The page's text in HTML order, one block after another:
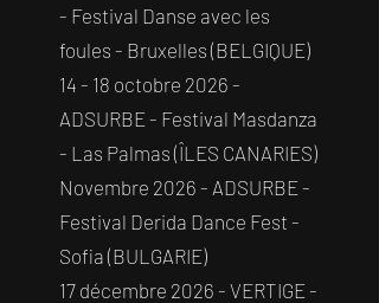
- Festival Danse avec les
foules - Bruxelles (BELGIQUE)
14 - 18 octobre 2026 -
ADSURBE - Festival Masdanza
- Las Palmas (ÎLES CANARIES)
Novembre 2026 - ADSURBE -
Festival Derida Dance Fest -
Sofia (BULGARIE)
17 décembre 2026 - VERTIGE -